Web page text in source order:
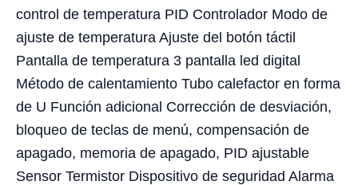
control de temperatura PID Controlador Modo de
ajuste de temperatura Ajuste del botón táctil
Pantalla de temperatura 3 pantalla led digital
Método de calentamiento Tubo calefactor en forma
de U Función adicional Corrección de desviación,
bloqueo de teclas de menú, compensación de
apagado, memoria de apagado, PID ajustable
Sensor Termistor Dispositivo de seguridad Alarma